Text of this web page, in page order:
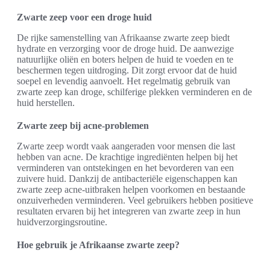
Zwarte zeep voor een droge huid
De rijke samenstelling van Afrikaanse zwarte zeep biedt
hydrate en verzorging voor de droge huid. De aanwezige
natuurlijke oliën en boters helpen de huid te voeden en te
beschermen tegen uitdroging. Dit zorgt ervoor dat de huid
soepel en levendig aanvoelt. Het regelmatig gebruik van
zwarte zeep kan droge, schilferige plekken verminderen en de
huid herstellen.
Zwarte zeep bij acne-problemen
Zwarte zeep wordt vaak aangeraden voor mensen die last
hebben van acne. De krachtige ingrediënten helpen bij het
verminderen van ontstekingen en het bevorderen van een
zuivere huid. Dankzij de antibacteriële eigenschappen kan
zwarte zeep acne-uitbraken helpen voorkomen en bestaande
onzuiverheden verminderen. Veel gebruikers hebben positieve
resultaten ervaren bij het integreren van zwarte zeep in hun
huidverzorgingsroutine.
Hoe gebruik je Afrikaanse zwarte zeep?